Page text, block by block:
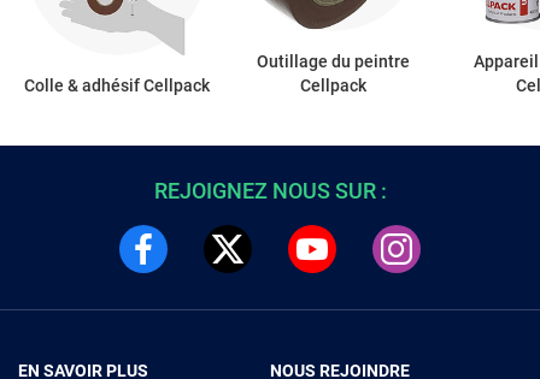
Colle & adhésif Cellpack
Outillage du peintre
Cellpack
REJOIGNEZ NOUS SUR :
EN SAVOIR PLUS NOUS REJOINDRE